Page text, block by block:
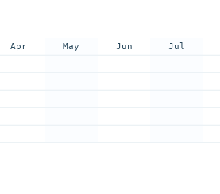
Apr May Jun Jul